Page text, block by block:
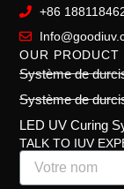
+86
OUR PRODUCT
Système de
Système de
LED UV Curing
TALK TO IUV